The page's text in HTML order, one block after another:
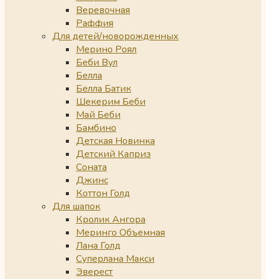
Веревочная
Раффия
Для детей/новорожденных
Мерино Роял
Беби Вул
Белла
Белла Батик
Шекерим Беби
Май Беби
Бамбино
Детская Новинка
Детский Каприз
Соната
Джинс
Коттон Голд
Для шапок
Кролик Ангора
Меринго Объемная
Лана Голд
Суперлана Макси
Эверест